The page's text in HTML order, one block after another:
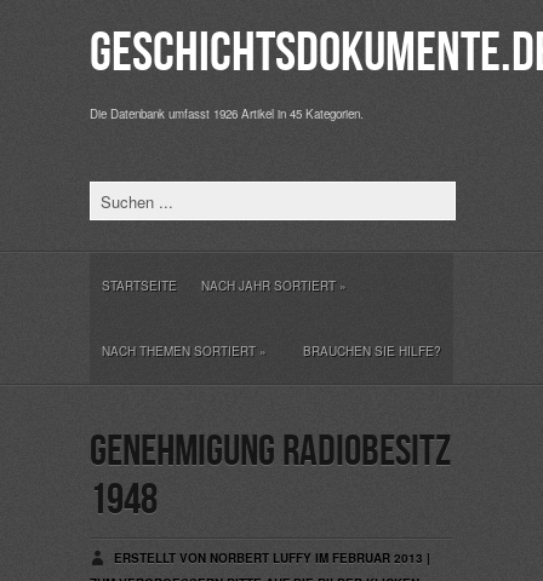
Die Datenbank umfasst 1926 Artikel in 45 Kategorien.
STARTSEITE NACH JAHR SORTIERT»
NACH THEMEN SORTIERT» BRAUCHEN SIE HILFE?
Genehmigung Radiobesitz
1948
ERSTELLT VON NORBERT LUFFY IM FEBRUAR 2013 |